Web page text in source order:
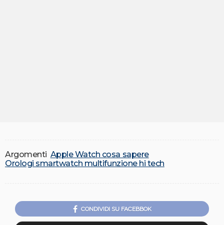
Argomenti Apple Watch cosa sapere
Orologi smartwatch multifunzione hi tech
CONDIVIDI SU FACEBBOK